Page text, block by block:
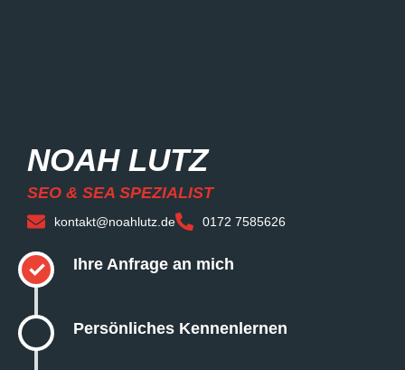
NOAH LUTZ
SEO & SEA SPEZIALIST
kontakt@noahlutz.de 0172 7585626
✓ Ihre Anfrage an mich
Persönliches Kennenlernen